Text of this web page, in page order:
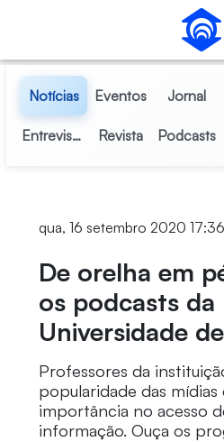
Pular para o Conteúdo principal
Notícias Eventos Jornal
Entrevistas Revista Podcasts
qua, 16 setembro 2020 17:36
De orelha em
os podcasts da
Universidade
Professores da
popularidade das mídias
importância no acesso
informação. Ouça os